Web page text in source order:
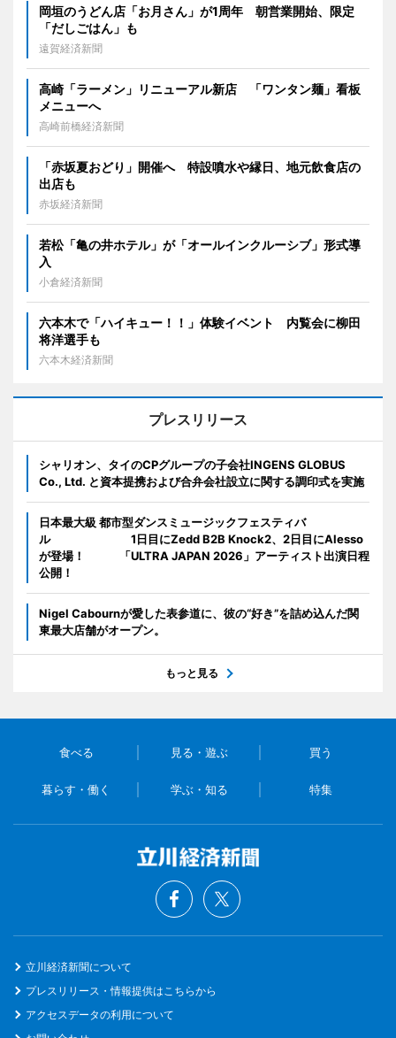
岡垣のうどん店「お月さん」が1周年 朝営業開始、限定
「だしごはん」も
遠賀経済新聞
高崎「ラーメン」リニューアル新店 「ワンタン麺」看板
メニューへ
高崎前橋経済新聞
「赤坂夏おどり」開催へ 特設噴水や縁日、地元飲食店の
出店も
赤坂経済新聞
若松「亀の井ホテル」が「オールインクルーシブ」形式導
入
小倉経済新聞
六本木で「ハイキュー！！」体験イベント 内覧会に柳田
将洋選手も
六本木経済新聞
プレスリリース
シャリオン、タイのCPグループの子会社INGENS GLOBUS
Co., Ltd. と資本提携および合弁会社設立に関する調印式を実施
日本最大級 都市型ダンスミュージックフェスティバ
ル 1日目にZedd B2B Knock2、2日目にAlesso
が登場！ 「ULTRA JAPAN 2026」アーティスト出演日程
公開！
Nigel Cabournが愛した表参道に、彼の“好き”を詰め込んだ関
東最大店舗がオープン。
もっと見る
食べる 見る・遊ぶ 買う
暮らす・働く 学ぶ・知る 特集
立川経済新聞について
プレスリリース・情報提供はこちらから
アクセスデータの利用について